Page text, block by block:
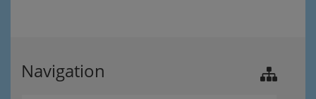
Navigation